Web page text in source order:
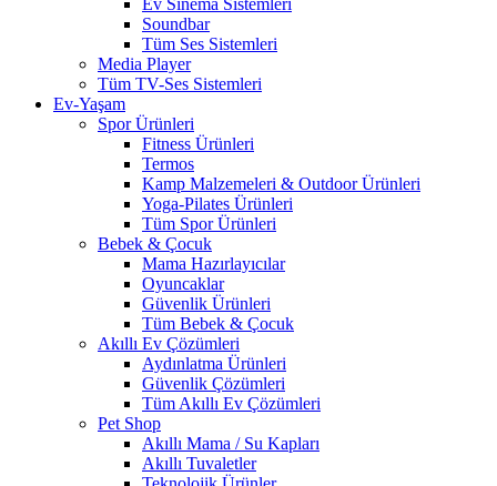
Ev Sinema Sistemleri
Soundbar
Tüm Ses Sistemleri
Media Player
Tüm TV-Ses Sistemleri
Ev-Yaşam
Spor Ürünleri
Fitness Ürünleri
Termos
Kamp Malzemeleri & Outdoor Ürünleri
Yoga-Pilates Ürünleri
Tüm Spor Ürünleri
Bebek & Çocuk
Mama Hazırlayıcılar
Oyuncaklar
Güvenlik Ürünleri
Tüm Bebek & Çocuk
Akıllı Ev Çözümleri
Aydınlatma Ürünleri
Güvenlik Çözümleri
Tüm Akıllı Ev Çözümleri
Pet Shop
Akıllı Mama / Su Kapları
Akıllı Tuvaletler